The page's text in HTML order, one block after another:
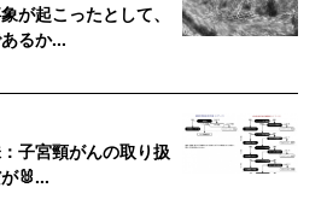
が起こったとして、
るか...
子宮頸がんの取り扱
🐰...